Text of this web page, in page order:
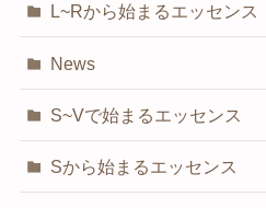
L~Rから始まるエッセンス
News
S~Vで始まるエッセンス
Sから始まるエッセンス